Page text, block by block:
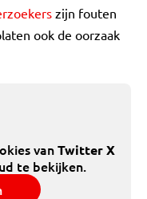
zijn fouten
ook de oorzaak
vanTwitter X
te bekijken.